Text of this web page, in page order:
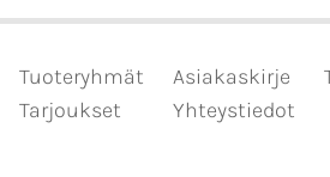
Tuoteryhmät
Tarjoukset
Asiakaskirje
Yhteystiedot